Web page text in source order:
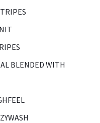
BLENDED WITH